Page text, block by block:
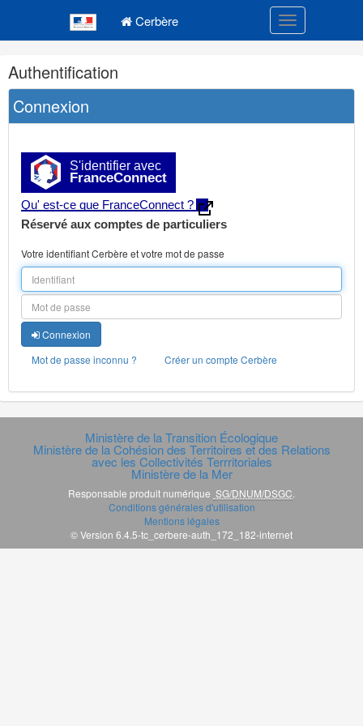
Cerbère Toggle
Navigation
et
outils
annexes
Authentification
Connexion
S'identifier avec
FranceConnect
Qu' est-ce que FranceConnect ?
Réservé aux comptes de particuliers
Votre identifiant Cerbère et votre mot de passe
Connexion
Mot de passe inconnu ?
Créer un compte Cerbère
Ministère de la Transition Écologique
Ministère de la Cohésion des Territoires et des Relations
avec les Collectivités Terrritoriales
Ministère de la Mer
Responsable produit numérique SG/DNUM/DSGC.
Conditions générales d'utilisation
Mentions légales
© Version 6.4.5-tc_cerbere-auth_172_182-internet